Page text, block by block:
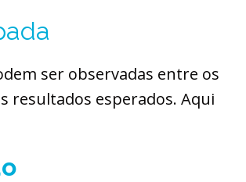
ser observadas entre os
resultados esperados. Aqui